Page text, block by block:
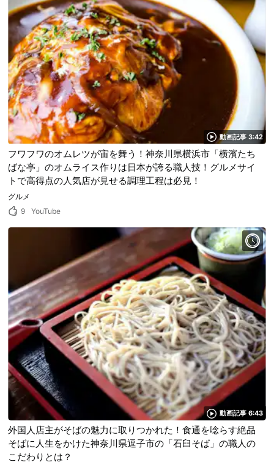
動画記事 3:42
フワフワのオムレツが宙を舞う！神奈川県横浜市「横濱たち
ばな亭」のオムライス作りは日本が誇る職人技！グルメサイ
トで高得点の人気店が見せる調理工程は必見！
グルメ
9
YouTube
動画記事 6:43
外国人店主がそばの魅力に取りつかれた！食通を唸らす絶品
そばに人生をかけた神奈川県逗子市の「石臼そば」の職人の
こだわりとは？